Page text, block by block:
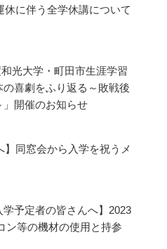
休に伴う全学休講について
光大学・町田市生涯学習
喜劇をふり返る～敗戦後
開催のお知らせ
】同窓会から入学を祝うメ
学予定者の皆さんへ】2023
ン等の機材の使用と持参